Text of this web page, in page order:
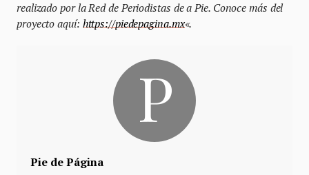
realizado por la Red de Periodistas de a Pie. Conoce más del
proyecto aquí: https://piedepagina.mx«.
Pie de Página